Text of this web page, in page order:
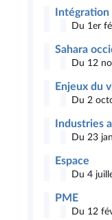
Du 1er
Sahara
Du 12
Enjeux du
Du 2
Industries
Du 23
Espace
Du 4
PME
Du 12